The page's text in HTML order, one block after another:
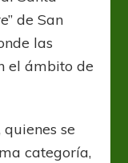
de San
las
el ámbito de
se
categoría,